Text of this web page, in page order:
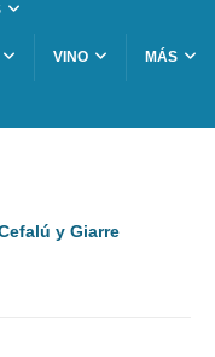
VINO MÁS
y Giarre